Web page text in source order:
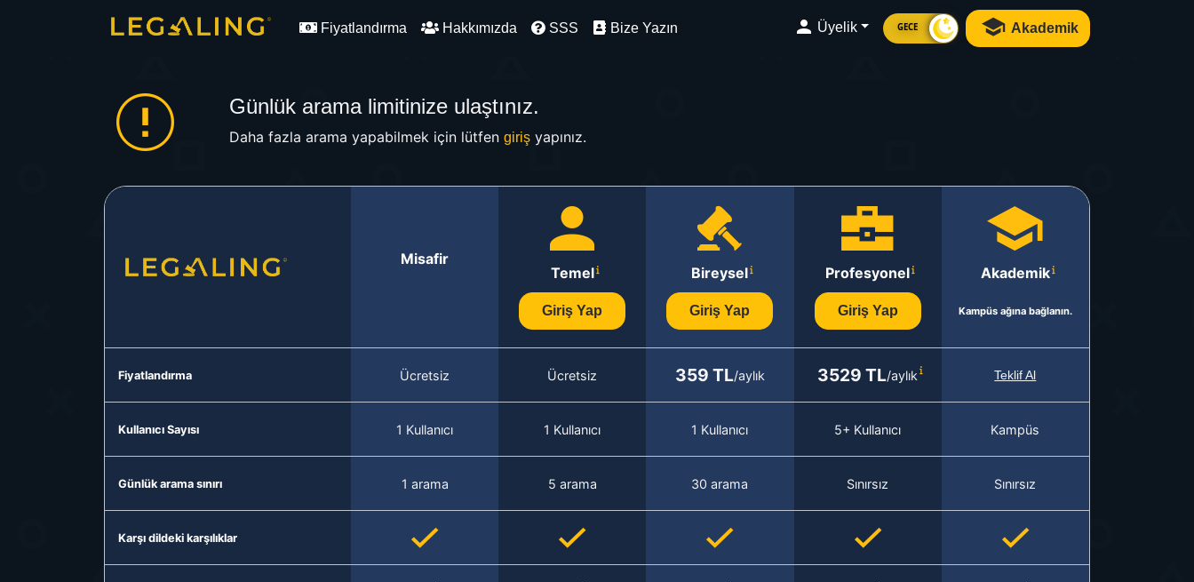
Fiyatlandırma Hakkımızda SSS Bize Yazın Üyelik GECE Akademik
Günlük arama limitinize ulaştınız.
Daha fazla arama yapabilmek için lütfen girişyapınız.
Misafir
Temel
Giriş Yap
Bireysel
Giriş Yap
Profesyonel
Giriş Yap
Akademik
Kampüs ağına bağlanın.
Fiyatlandırma Ücretsiz Ücretsiz 359 TL/aylık 3529 TL/aylık Teklif Al
Kullanıcı Sayısı 1 Kullanıcı 1 Kullanıcı 1 Kullanıcı 5+ Kullanıcı Kampüs
Günlük arama sınırı 1 arama 5 arama 30 arama Sınırsız Sınırsız
Karşı dildeki karşılıklar